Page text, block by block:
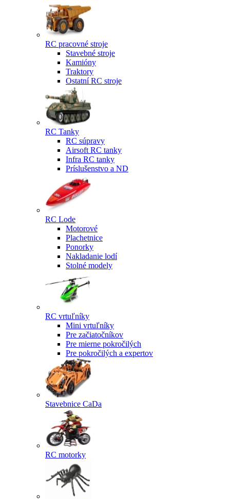
RC pracovné stroje
Stavebné stroje
Kamióny
Traktory
Ostatní RC stroje
RC Tanky
RC súpravy
Airsoft RC tanky
Infra RC tanky
Príslušenstvo a ND
RC Lode
Motorové
Plachetnice
Ponorky
Nakladanie lodí
Stolné modely
RC vrtuľníky
Mini vrtuľníky
Pre začiatočníkov
Pre mierne pokročilých
Pre pokročilých a expertov
Stavebnice CaDa
RC motorky